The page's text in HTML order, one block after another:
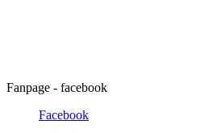
Fanpage - facebook
Facebook